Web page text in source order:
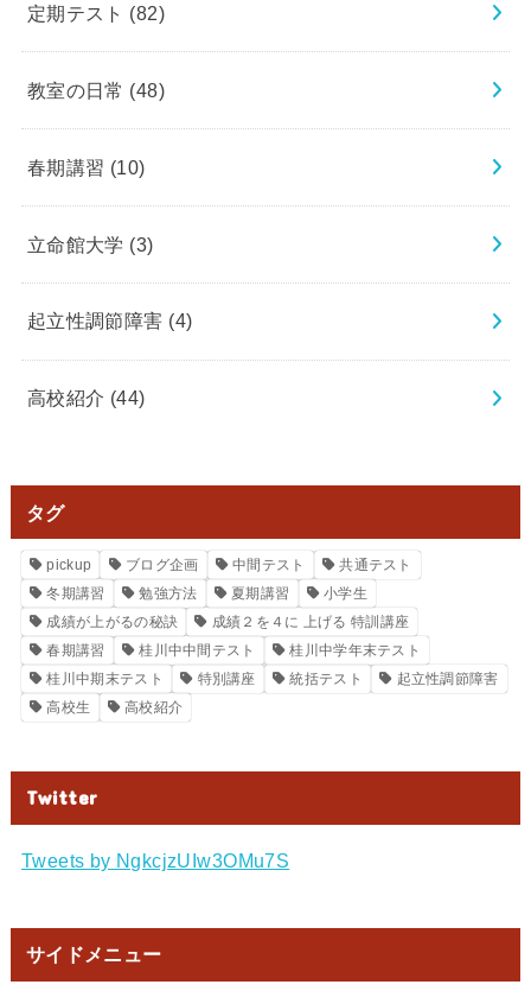
定期テスト (82)
教室の日常 (48)
春期講習 (10)
立命館大学 (3)
起立性調節障害 (4)
高校紹介 (44)
タグ
pickup ブログ企画 中間テスト
共通テスト
冬期講習
勉強方法 夏期講習
小学生
成績が上がるの秘訣
成績２を４に 上げる 特訓講座
春期講習
桂川中中間テスト
桂川中学年末テスト
桂川中期末テスト
特別講座 統括テスト
起立性調節障害
高校生
高校紹介
Twitter
Tweets by NgkcjzUIw3OMu7S
サイドメニュー